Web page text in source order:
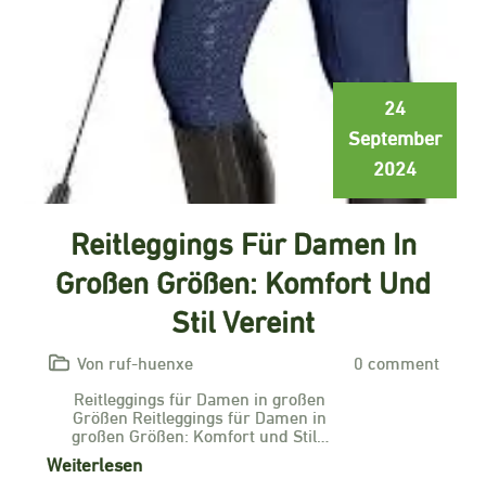
24
September
2024
Reitleggings Für Damen In
Großen Größen: Komfort Und
Stil Vereint
Von ruf-huenxe
0 comment
Reitleggings für Damen in großen
Größen Reitleggings für Damen in
großen Größen: Komfort und Stil…
Weiterlesen